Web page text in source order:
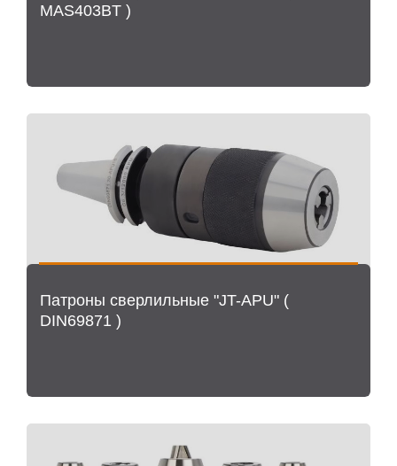
MAS403BT )
Патроны сверлильные "JT-APU" (
DIN69871 )